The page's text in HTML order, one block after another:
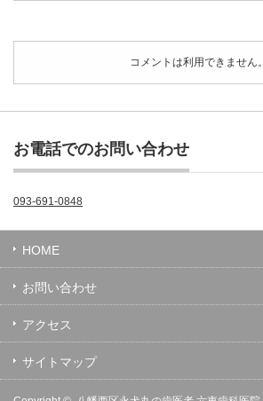
コメントは利用できません。
お電話でのお問い合わせ
093-691-0848
HOME
お問い合わせ
アクセス
サイトマップ